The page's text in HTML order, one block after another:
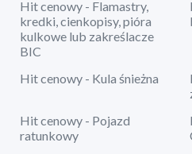
Hit cenowy - Flamastry,
kredki, cienkopisy, pióra
kulkowe lub zakreślacze
BIC
Hit cenowy - Kula śnieżna
Hit cenowy - Pojazd
ratunkowy